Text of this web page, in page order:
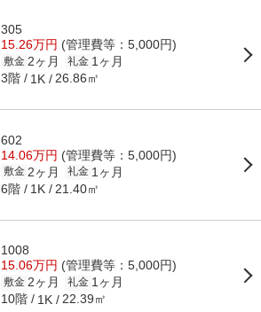
305
15.26万円 (管理費等：5,000円)
敷金 2ヶ月 礼金 1ヶ月
3階 1K 26.86㎡
602
14.06万円 (管理費等：5,000円)
敷金 2ヶ月 礼金 1ヶ月
6階 1K 21.40㎡
1008
15.06万円 (管理費等：5,000円)
敷金 2ヶ月 礼金 1ヶ月
10階 1K 22.39㎡